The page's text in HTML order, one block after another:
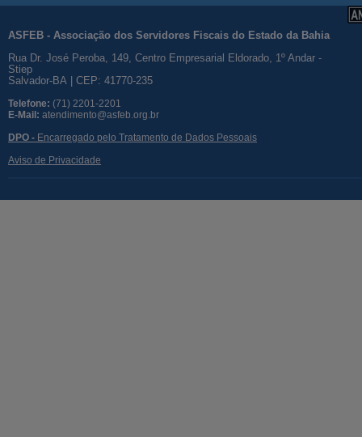
ASFEB - Associação dos Servidores Fiscais do Estado da Bahia
Rua Dr. José Peroba, 149, Centro Empresarial Eldorado, 1º Andar -
Stiep
Salvador-BA | CEP: 41770-235
Telefone: (71) 2201-2201
E-Mail: atendimento@asfeb.org.br
DPO - Encarregado pelo Tratamento de Dados Pessoais
Aviso de Privacidade